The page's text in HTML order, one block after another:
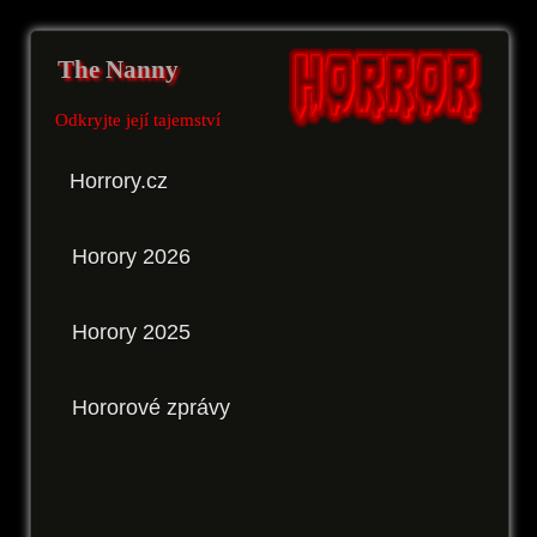
The Nanny
Odkryjte její tajemství
Horrory.cz
Horory 2026
Horory 2025
Hororové zprávy